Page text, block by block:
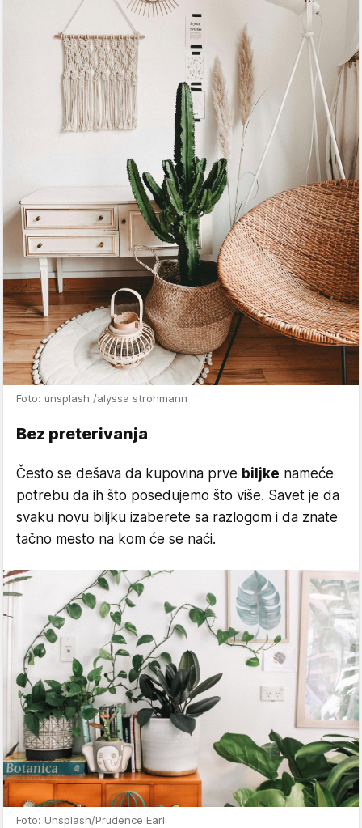
Foto: unsplash /alyssa strohmann
Bez preterivanja
Često se dešava da kupovina prve biljke nameće
potrebu da ih što posedujemo što više. Savet je da
svaku novu biljku izaberete sa razlogom i da znate
tačno mesto na kom će se naći.
Foto: Unsplash/Prudence Earl